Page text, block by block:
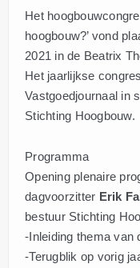
Het
hoogbouw?’ vond
2021 in de Beatrix
Het jaarlijkse
Vastgoedjournaal in
Stichting Hoogbouw.
Programma
Opening plenaire
dagvoorzitter Erik
bestuur Stichting
-Inleiding thema van
-Terugblik op vorig